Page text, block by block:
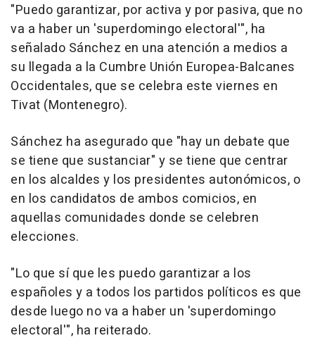
"Puedo garantizar, por activa y por pasiva, que no
va a haber un 'superdomingo electoral'", ha
señalado Sánchez en una atención a medios a
su llegada a la Cumbre Unión Europea-Balcanes
Occidentales, que se celebra este viernes en
Tivat (Montenegro).
Sánchez ha asegurado que "hay un debate que
se tiene que sustanciar" y se tiene que centrar
en los alcaldes y los presidentes autonómicos, o
en los candidatos de ambos comicios, en
aquellas comunidades donde se celebren
elecciones.
"Lo que sí que les puedo garantizar a los
españoles y a todos los partidos políticos es que
desde luego no va a haber un 'superdomingo
electoral'", ha reiterado.